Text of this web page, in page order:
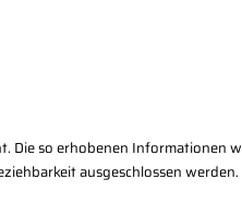
Die so erhobenen Informationen
ausgeschlossen